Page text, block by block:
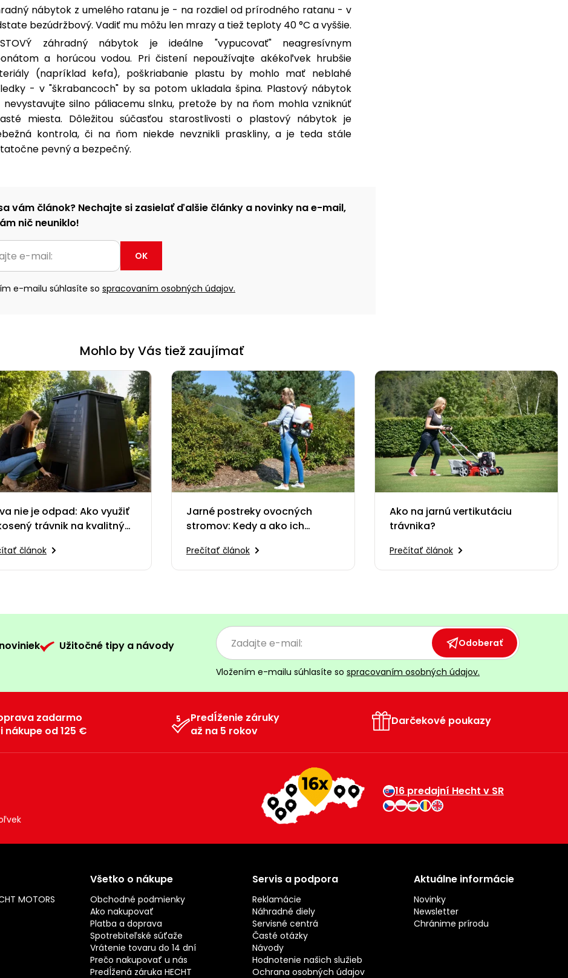
nábytok z umelého ratanu je - na rozdiel od prírodného ratanu - v
bezúdržbový. Vadiť mu môžu len mrazy a tiež teploty 40 °C a vyššie.
záhradný nábytok je ideálne "vypucovať" neagresívnym
a horúcou vodou. Pri čistení nepoužívajte akékoľvek hrubšie
(napríklad kefa), poškriabanie plastu by mohlo mať neblahé
- v "škrabancoch" by sa potom ukladala špina. Plastový nábytok
nevystavujte silno páliacemu slnku, pretože by na ňom mohla vzniknúť
miesta. Dôležitou súčasťou starostlivosti o plastový nábytok je
kontrola, či na ňom niekde nevznikli praskliny, a je teda stále
pevný a bezpečný.
vám článok? Nechajte si zasielať ďalšie články a novinky na e-mail,
nič neuniklo!
OK
e-mailu súhlasíte so spracovaním osobných údajov.
Mohlo by Vás tiež zaujímať
nie je odpad: Ako využiť
trávnik na kvalitný
článok
Jarné postreky ovocných
stromov: Kedy a ako ich
Prečítať článok
Ako na jarnú vertikutáciu
trávnika?
Prečítať článok
Užitočné tipy a návody Odoberať
Vložením e-mailu súhlasíte so spracovaním osobných údajov.
zadarmo
nákupe od 125 €
Predĺženie záruky
až na 5 rokov
Darčekové poukazy
16 predajní Hecht v SR
MOTORS
Všetko o nákupe
Obchodné podmienky
Ako nakupovať
Platba a doprava
Spotrebiteľské súťaže
Vrátenie tovaru do 14 dní
Prečo nakupovať u nás
Predĺžená záruka HECHT
Servis a podpora
Reklamácie
Náhradné diely
Servisné centrá
Časté otázky
Návody
Hodnotenie našich služieb
Ochrana osobných údajov
Aktuálne informácie
Novinky
Newsletter
Chránime prírodu